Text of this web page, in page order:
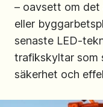
– oavsett om det
eller
senaste LED-
trafikskyltar som
säkerhet och